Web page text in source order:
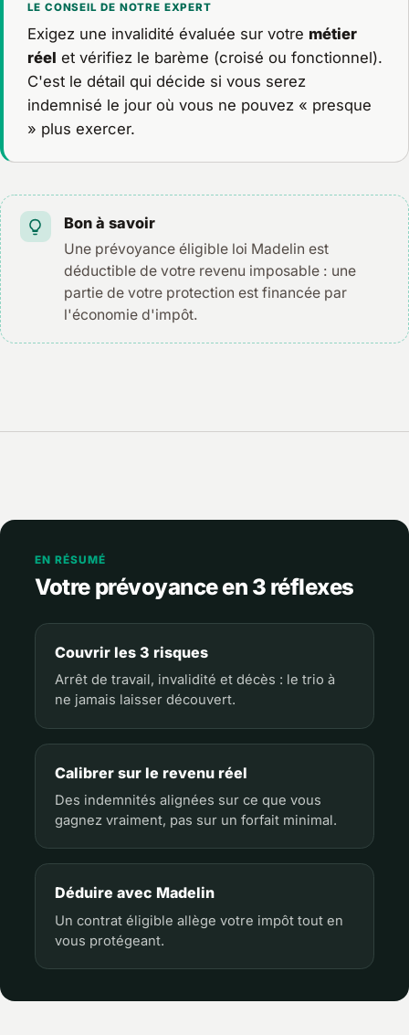
LE CONSEIL DE NOTRE EXPERT
Exigez une invalidité évaluée sur votre métier
réel et vérifiez le barème (croisé ou fonctionnel).
C'est le détail qui décide si vous serez
indemnisé le jour où vous ne pouvez « presque
» plus exercer.
Bon à savoir
Une prévoyance éligible loi Madelin est
déductible de votre revenu imposable : une
partie de votre protection est financée par
l'économie d'impôt.
EN RÉSUMÉ
Votre prévoyance en 3 réflexes
Couvrir les 3 risques
Arrêt de travail, invalidité et décès : le trio à
ne jamais laisser découvert.
Calibrer sur le revenu réel
Des indemnités alignées sur ce que vous
gagnez vraiment, pas sur un forfait minimal.
Déduire avec Madelin
Un contrat éligible allège votre impôt tout en
vous protégeant.